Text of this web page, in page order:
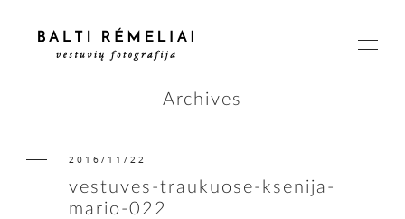
PAGRINDINIS
Archives
2016/11/22
vestuves-traukuose-ksenija-
mario-022